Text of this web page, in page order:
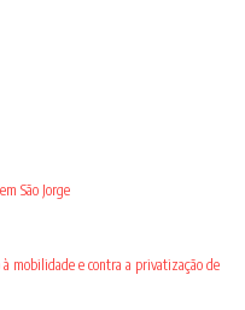
São Jorge
mobilidade e contra a privatização de